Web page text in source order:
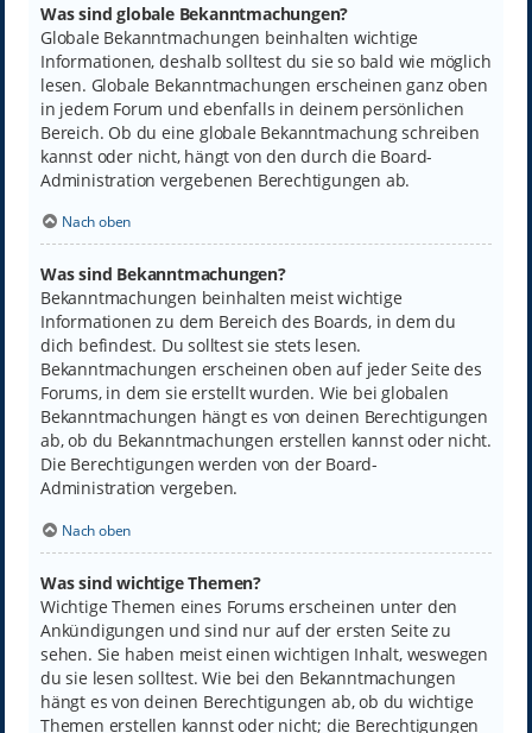
Was sind globale Bekanntmachungen?
Globale Bekanntmachungen beinhalten wichtige
Informationen, deshalb solltest du sie so bald wie möglich
lesen. Globale Bekanntmachungen erscheinen ganz oben
in jedem Forum und ebenfalls in deinem persönlichen
Bereich. Ob du eine globale Bekanntmachung schreiben
kannst oder nicht, hängt von den durch die Board-
Administration vergebenen Berechtigungen ab.
Nach oben
Was sind Bekanntmachungen?
Bekanntmachungen beinhalten meist wichtige
Informationen zu dem Bereich des Boards, in dem du
dich befindest. Du solltest sie stets lesen.
Bekanntmachungen erscheinen oben auf jeder Seite des
Forums, in dem sie erstellt wurden. Wie bei globalen
Bekanntmachungen hängt es von deinen Berechtigungen
ab, ob du Bekanntmachungen erstellen kannst oder nicht.
Die Berechtigungen werden von der Board-
Administration vergeben.
Nach oben
Was sind wichtige Themen?
Wichtige Themen eines Forums erscheinen unter den
Ankündigungen und sind nur auf der ersten Seite zu
sehen. Sie haben meist einen wichtigen Inhalt, weswegen
du sie lesen solltest. Wie bei den Bekanntmachungen
hängt es von deinen Berechtigungen ab, ob du wichtige
Themen erstellen kannst oder nicht; die Berechtigungen